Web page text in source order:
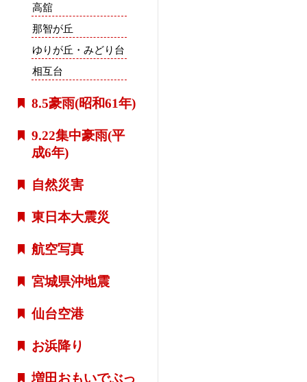
高舘
那智が丘
ゆりが丘・みどり台
相互台
8.5豪雨(昭和61年)
9.22集中豪雨(平
成6年)
自然災害
東日本大震災
航空写真
宮城県沖地震
仙台空港
お浜降り
増田おもいでぶっ